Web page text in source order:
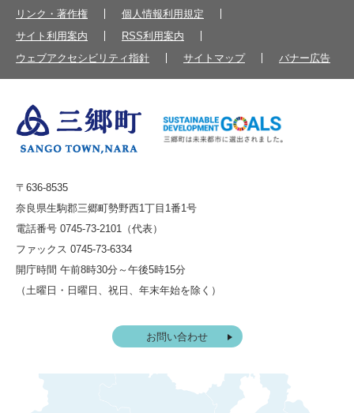
リンク・著作権
個人情報利用規定
サイト利用案内
RSS利用案内
ウェブアクセシビリティ指針
サイトマップ バナー広告
〒636-8535
奈良県生駒郡三郷町勢野西1丁目1番1号
電話番号 0745-73-2101（代表）
ファックス 0745-73-6334
開庁時間 午前8時30分～午後5時15分
（土曜日・日曜日、祝日、年末年始を除く）
お問い合わせ